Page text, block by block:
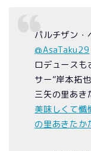
パルチザン・
@AsaTaku29
ロデュースも
サー”岸本拓
三矢の里あき
美味しくて懺
の里あきたか